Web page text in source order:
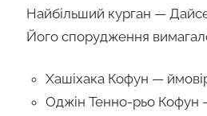
Найбільший курган —
Його спорудження вимагало
Хашіхака Кофун —
Оджін Тенно-рьо Кофун